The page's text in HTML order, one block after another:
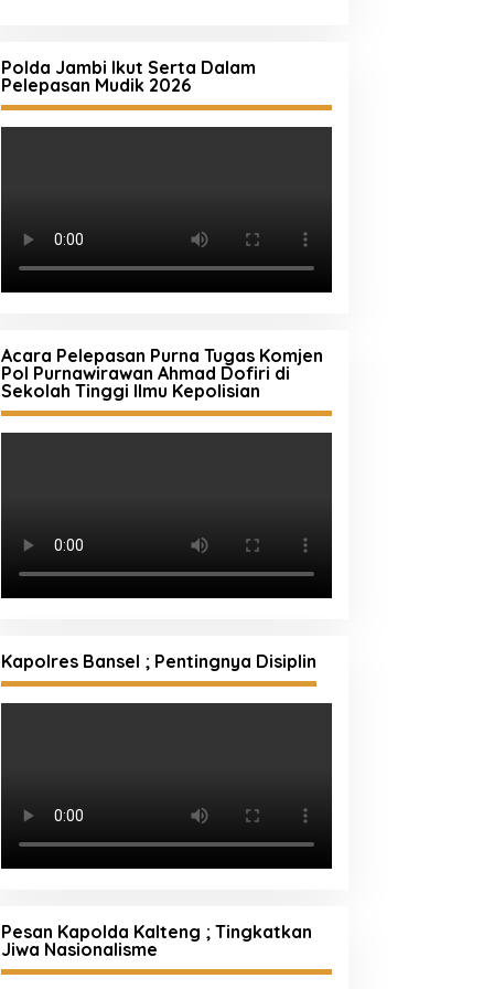
Polda Jambi Ikut Serta Dalam
Pelepasan Mudik 2026
Acara Pelepasan Purna Tugas Komjen
Pol Purnawirawan Ahmad Dofiri di
Sekolah Tinggi Ilmu Kepolisian
Kapolres Bansel ; Pentingnya Disiplin
Pesan Kapolda Kalteng ; Tingkatkan
Jiwa Nasionalisme